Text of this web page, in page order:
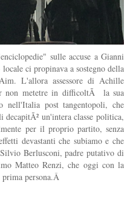
sulle accuse a Gianni
ci propinava a sostegno della
L'allora assessore di Achille
non metetre in difficoltÃ la sua
nell'Italia post tangentopoli, che
un'intera classe politica,
per il proprio partito, senza
devastanti che subiamo e che
Berlusconi, padre putativo di
Matteo Renzi, che oggi con la
persona.Â